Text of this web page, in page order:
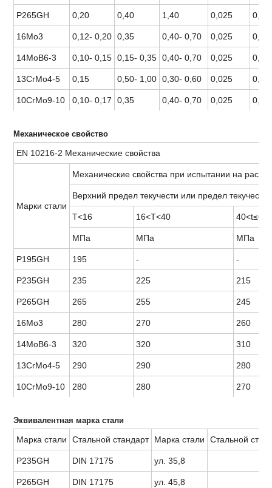
P265GH 0,20 0,40 1,40 0,025
16Mo3 0,12- 0,20 0,35 0,40- 0,70 0,025
14МоВ6-3 0,10- 0,15 0,15- 0,35 0,40- 0,70 0,025
13CrMo4-5 0,15 0,50- 1,00 0,30- 0,60 0,025
10CrMo9-10 0,10- 0,17 0,35 0,40- 0,70 0,025
Механическое свойство
EN 10216-2 Механические свойства
Марки стали
Механические свойства при испытании на
Верхний предел текучести или предел
Т<16 16<Т<40 40<t≤60
МПа МПа МПа
P195GH 195 - -
P235GH 235 225 215
P265GH 265 255 245
16Mo3 280 270 260
14МоВ6-3 320 320 310
13CrMo4-5 290 290 280
10CrMo9-10 280 280 270
Эквивалентная марка стали
Марка стали Стальной стандарт Марка стали Стальной
P235GH DIN 17175 ул. 35,8
P265GH DIN 17175 ул. 45,8